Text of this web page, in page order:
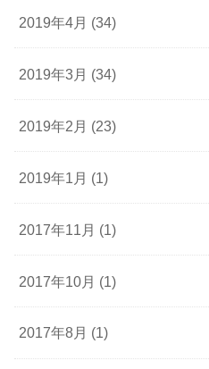
2019年4月 (34)
2019年3月 (34)
2019年2月 (23)
2019年1月 (1)
2017年11月 (1)
2017年10月 (1)
2017年8月 (1)